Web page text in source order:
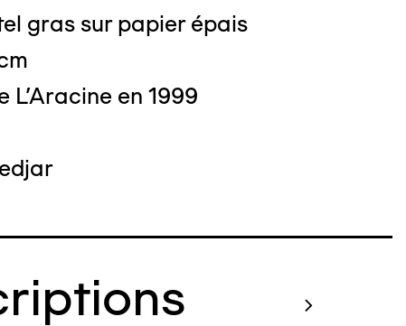
gras sur papier épais
L'Aracine en 1999